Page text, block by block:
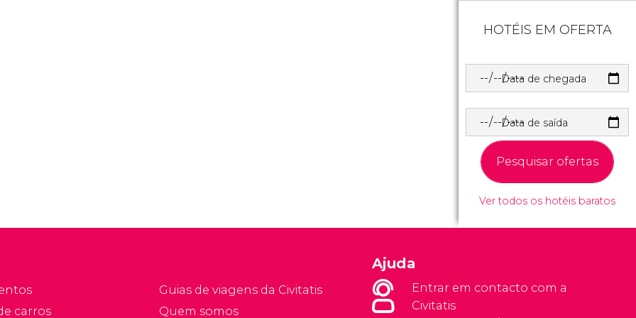
HOTÉIS EM OFERTA
Data de chegada
Data de saída
Pesquisar ofertas
Ver todos os hotéis baratos
carros
Guias de viagens da Civitatis
Quem somos
Ajuda
Entrar em contacto com a
Civitatis